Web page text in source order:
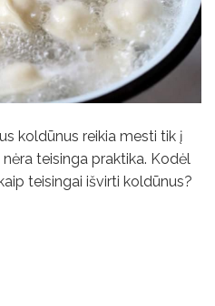
koldūnus reikia mesti tik į
teisinga praktika. Kodėl
teisingai išvirti koldūnus?